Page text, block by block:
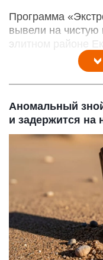
Программа
вывели на
элитном районе
Аномальный
и задержится на